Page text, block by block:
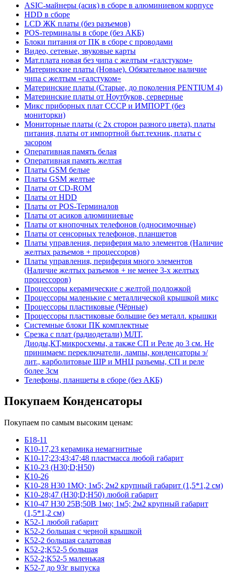
ASIC-майнеры (асик) в сборе в алюминиевом корпусе
HDD в сборе
LCD ЖК платы (без разъемов)
POS-терминалы в сборе (без АКБ)
Блоки питания от ПК в сборе с проводами
Видео, сетевые, звуковые карты
Мат.плата новая без чипа с желтым «галстуком»
Материнские платы (Новые). Обязательное наличие
чипа с желтым «галстуком»
Материнские платы (Старые, до поколения PENTIUM 4)
Материнские платы от Ноутбуков, серверные
Микс приборных плат СССР и ИМПОРТ (без
мониторки)
Мониторные платы (с 2х сторон разного цвета), платы
питания, платы от импортной быт.техник, платы с
засором
Оперативная память белая
Оперативная память желтая
Платы GSM белые
Платы GSM желтые
Платы от CD-ROM
Платы от HDD
Платы от POS-Терминалов
Платы от асиков алюминиевые
Платы от кнопочных телефонов (односимочные)
Платы от сенсорных телефонов, планшетов
Платы управления, периферия мало элементов (Наличие
желтых разъемов + процессоров)
Платы управления, периферия много элементов
(Наличие желтых разъемов + не менее 3-х желтых
процессоров)
Процессоры керамические с желтой подложкой
Процессоры маленькие с металлической крышкой микс
Процессоры пластиковые (Чёрные)
Процессоры пластиковые большие без металл. крышки
Системные блоки ПК комплектные
Срезка с плат (радиодетали) МЛТ,
Диоды,КТ,микросхемы, а также СП и Реле до 3 см. Не
принимаем: переключатели, лампы, конденсаторы э/
лит., карболитовые ШР и МНЦ разъемы, СП и реле
более 3см
Телефоны, планшеты в сборе (без АКБ)
Покупаем Конденсаторы
Покупаем по самым высоким ценам:
Б18-11
К10-17,23 керамика немагнитные
К10-17;23;43;47;48 пластмасса любой габарит
К10-23 (Н30;D;Н50)
К10-26
К10-28 Н30 1МО; 1м5; 2м2 крупный габарит (1,5*1,2 см)
К10-28;47 (Н30;D;Н50) любой габарит
К10-47 Н30 25В;50В 1мо; 1м5; 2м2 крупный габарит
(1,5*1,2 см)
К52-1 любой габарит
К52-2 большая с черной крышкой
К52-2 большая салатовая
К52-2;К52-5 большая
К52-2;К52-5 маленькая
К52-7 до 93г выпуска